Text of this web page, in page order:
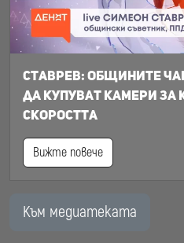
Ставрев: общините
да купуват камери за
скоростта
Вижте повече
Към медиатеката